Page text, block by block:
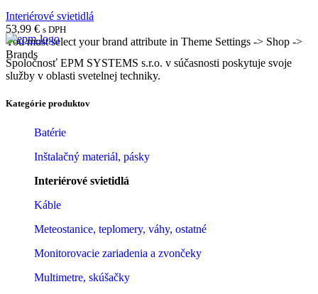
Interiérové svietidlá
53,99 € s DPH
You must select your brand attribute in Theme Settings -> Shop ->
Brands
Spoločnosť EPM SYSTEMS s.r.o. v súčasnosti poskytuje svoje
služby v oblasti svetelnej techniky.
Kategórie produktov
Batérie
Inštalačný materiál, pásky
Interiérové svietidlá
Káble
Meteostanice, teplomery, váhy, ostatné
Monitorovacie zariadenia a zvončeky
Multimetre, skúšačky